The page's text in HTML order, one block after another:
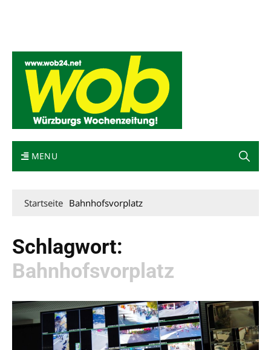
MENU
Startseite Bahnhofsvorplatz
Schlagwort:
Bahnhofsvorplatz